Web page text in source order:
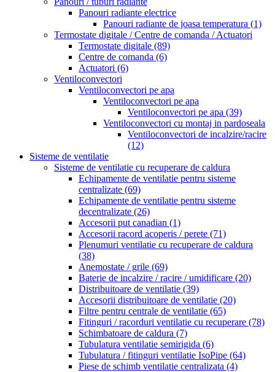
Panouri radiante electrice
Panouri radiante de joasa temperatura (1)
Termostate digitale / Centre de comanda / Actuatori
Termostate digitale (89)
Centre de comanda (6)
Actuatori (6)
Ventiloconvectori
Ventiloconvectori pe apa
Ventiloconvectori pe apa
Ventiloconvectori pe apa (39)
Ventiloconvectori cu montaj in pardoseala
Ventiloconvectori de incalzire/racire
(12)
Sisteme de ventilatie
Sisteme de ventilatie cu recuperare de caldura
Echipamente de ventilatie pentru sisteme
centralizate (69)
Echipamente de ventilatie pentru sisteme
decentralizate (26)
Accesorii put canadian (1)
Accesorii racord acoperis / perete (71)
Plenumuri ventilatie cu recuperare de caldura
(38)
Anemostate / grile (69)
Baterie de incalzire / racire / umidificare (20)
Distribuitoare de ventilatie (39)
Accesorii distribuitoare de ventilatie (20)
Filtre pentru centrale de ventilatie (65)
Fitinguri / racorduri ventilatie cu recuperare (78)
Schimbatoare de caldura (7)
Tubulatura ventilatie semirigida (6)
Tubulatura / fitinguri ventilatie IsoPipe (64)
Piese de schimb ventilatie centralizata (4)